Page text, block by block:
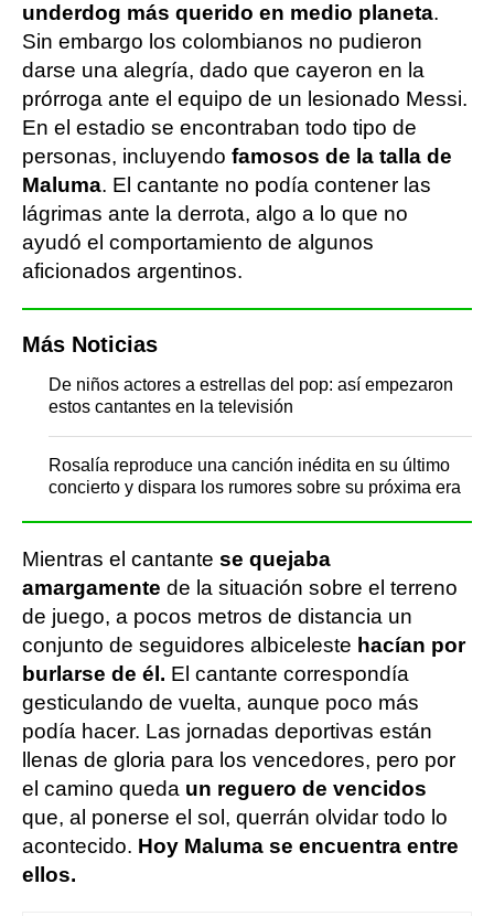
underdog más querido en medio planeta.
Sin embargo los colombianos no pudieron
darse una alegría, dado que cayeron en la
prórroga ante el equipo de un lesionado Messi.
En el estadio se encontraban todo tipo de
personas, incluyendo famosos de la talla de
Maluma. El cantante no podía contener las
lágrimas ante la derrota, algo a lo que no
ayudó el comportamiento de algunos
aficionados argentinos.
Más Noticias
De niños actores a estrellas del pop: así empezaron
estos cantantes en la televisión
Rosalía reproduce una canción inédita en su último
concierto y dispara los rumores sobre su próxima era
Mientras el cantante se quejaba
amargamente de la situación sobre el terreno
de juego, a pocos metros de distancia un
conjunto de seguidores albiceleste hacían por
burlarse de él. El cantante correspondía
gesticulando de vuelta, aunque poco más
podía hacer. Las jornadas deportivas están
llenas de gloria para los vencedores, pero por
el camino queda un reguero de vencidos
que, al ponerse el sol, querrán olvidar todo lo
acontecido. Hoy Maluma se encuentra entre
ellos.